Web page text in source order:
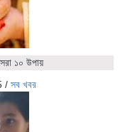
১০ উপায়
/ সব খবর